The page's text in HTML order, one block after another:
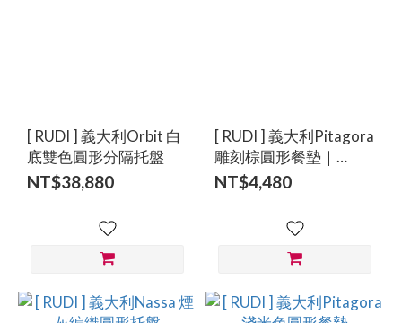
[ RUDI ] 義大利Orbit 白
底雙色圓形分隔托盤
NT$38,880
[ RUDI ] 義大利Pitagora
雕刻棕圓形餐墊｜
Vienna
NT$4,480